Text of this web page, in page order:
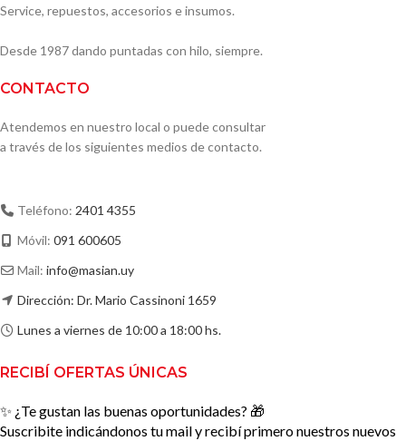
Service, repuestos, accesorios e insumos.
Desde 1987 dando puntadas con hilo, siempre.
CONTACTO
Atendemos en nuestro local o puede consultar
a través de los siguientes medios de contacto.
Teléfono: 2401 4355
Móvil: 091 600605
Mail: info@masian.uy
Dirección: Dr. Mario Cassinoni 1659
Lunes a viernes de 10:00 a 18:00 hs.
RECIBÍ OFERTAS ÚNICAS
✨ ¿Te gustan las buenas oportunidades? 🎁
Suscribite indicándonos tu mail y recibí primero nuestros nuevos